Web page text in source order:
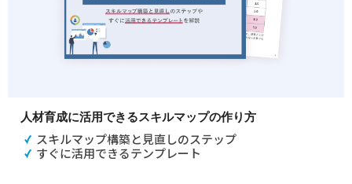
人材育成に活用できるスキルマップの作り方
スキルマップ構築と見直しのステップ
すぐに活用できるテンプレート